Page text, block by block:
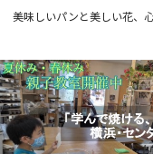
美味しいパンと美しい花、